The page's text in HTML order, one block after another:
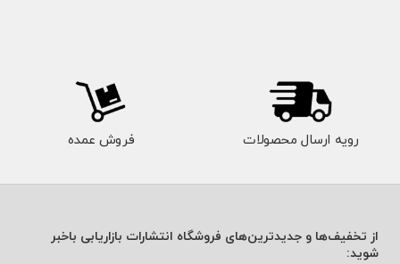
رویه ارسال محصولات فروش عمده
از تخفیف‌ها و جدیدترین‌های فروشگاه انتشارات بازاریابی باخبر
شوید: